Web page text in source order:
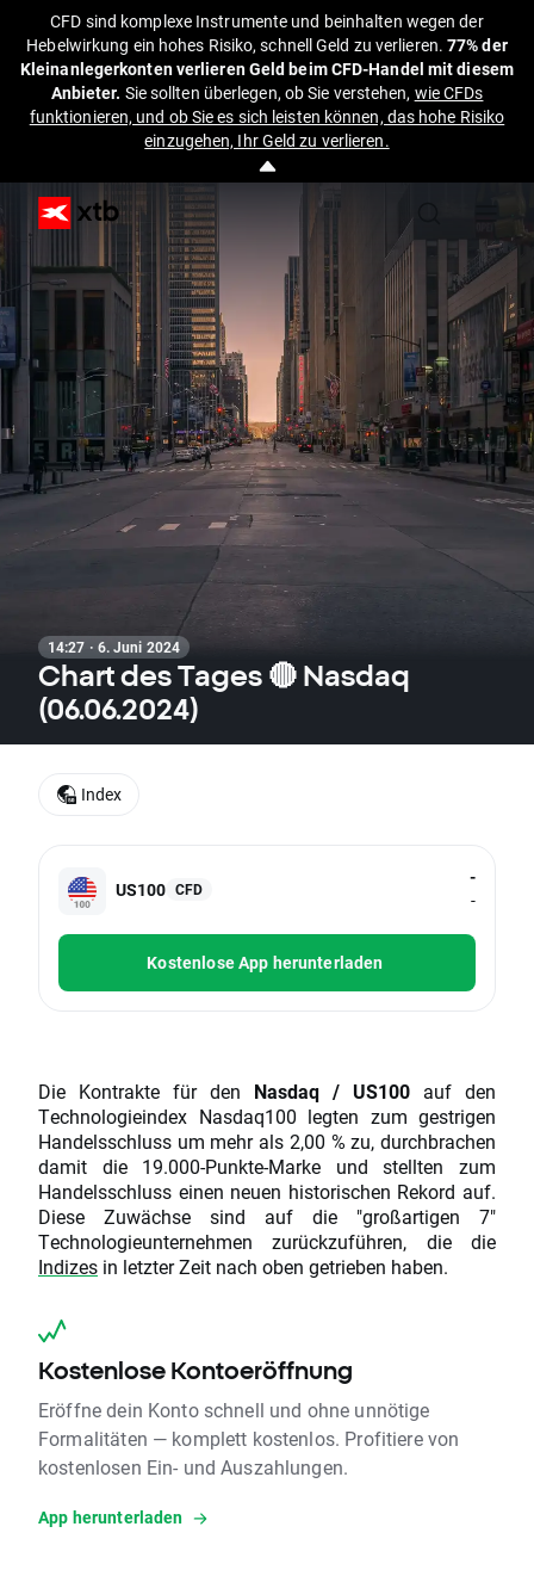
CFD sind komplexe Instrumente und beinhalten wegen der
Hebelwirkung ein hohes Risiko, schnell Geld zu verlieren.77% der
Kleinanlegerkonten verlieren Geld beim CFD-Handel mit diesem
Anbieter. Sie sollten überlegen, ob Sie verstehen, wie CFDs
funktionieren, und ob Sie es sich leisten können, das hohe Risiko
einzugehen, Ihr Geld zu verlieren.
14:27 · 6. Juni 2024
Chart des Tages 🔴 Nasdaq
(06.06.2024)
US100 CFD
-
-
Kostenlose App herunterladen
Die Kontrakte für den Nasdaq / US100 auf den
Technologieindex Nasdaq100 legten zum gestrigen
Handelsschluss um mehr als 2,00 % zu, durchbrachen
damit die 19.000-Punkte-Marke und stellten zum
Handelsschluss einen neuen historischen Rekord auf.
Diese Zuwächse sind auf die "großartigen 7"
Technologieunternehmen zurückzuführen, die die
Indizes in letzter Zeit nach oben getrieben haben.
Kostenlose Kontoeröffnung
Eröffne dein Konto schnell und ohne unnötige
Formalitäten — komplett kostenlos. Profitiere von
kostenlosen Ein- und Auszahlungen.
App herunterladen
Index